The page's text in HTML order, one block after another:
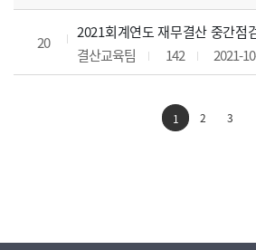
20
2021회계연도 재무결산 중간점
결산교육팀
142 2021-
1 2 3